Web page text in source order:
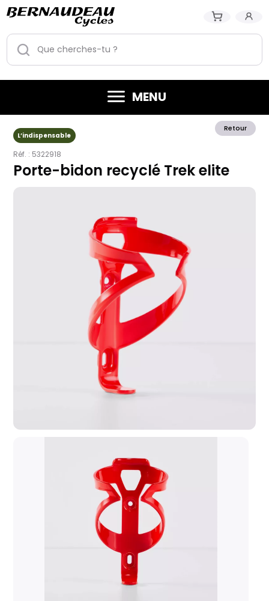
MENU
Retour
L’indispensable
Réf. : 5322918
Porte-bidon recyclé Trek elite